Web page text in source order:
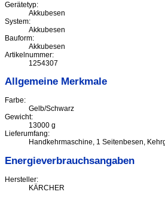
Gerätetyp:
Akkubesen
System:
Akkubesen
Bauform:
Akkubesen
Artikelnummer:
1254307
Allgemeine Merkmale
Farbe:
Gelb/Schwarz
Gewicht:
13000 g
Lieferumfang:
Handkehrmaschine, 1 Seitenbesen,
Energieverbrauchsangaben
Hersteller:
KÄRCHER